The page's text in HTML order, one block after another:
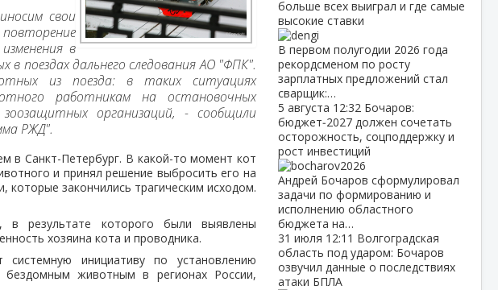
свои
в
поездах дальнего следования АО "ФПК".
из поезда: в таких ситуациях
работникам на остановочных
организаций, - сообщили
РЖД".
в Санкт-Петербург. В какой-то момент кот
и принял решение выбросить его на
которые закончились трагическим исходом.
в результате которого были выявлены
хозяина кота и проводника.
инициативу по установлению
животным в регионах России,
больше всех выиграл и где самые
высокие ставки
В первом полугодии 2026 года
рекордсменом по росту
зарплатных предложений стал
сварщик:…
5 августа 12:32 Бочаров:
бюджет‑2027 должен сочетать
осторожность, соцподдержку и
рост инвестиций
Андрей Бочаров сформулировал
задачи по формированию и
исполнению областного
бюджета на…
31 июля 12:11 Волгоградская
область под ударом: Бочаров
озвучил данные о последствиях
атаки БПЛА